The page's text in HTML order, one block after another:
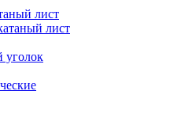
лист
лист
уголок